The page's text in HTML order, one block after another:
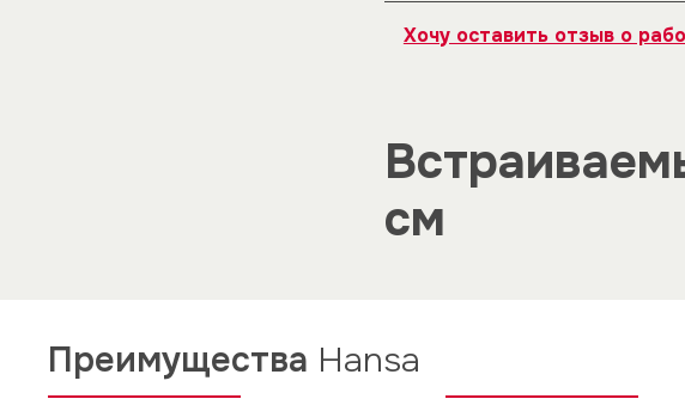
можете присвоить товару от
Хочу оставить отзыв о
см
Преимущества Hansa